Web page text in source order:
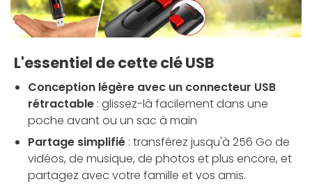
L'essentiel de cette clé USB
Conception légère avec un connecteur USB
rétractable : glissez-là facilement dans une
poche avant ou un sac à main
Partage simplifié : transférez jusqu'à 256 Go de
vidéos, de musique, de photos et plus encore, et
partagez avec votre famille et vos amis.